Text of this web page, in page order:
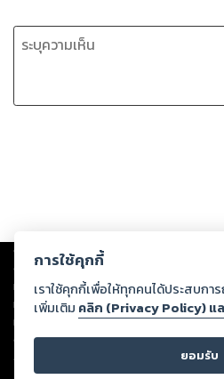
Copyright © 2026
ต่อผลงานหรือเนื้อหาใดที่อัปโหลดผ่านเว็บไซต์
ทรัพย์สินทางปัญญาของบุคคลอื่นหรือขัดต่อก
ทุกท่านโปรดใช้วิจารณญาณในการกลั่นกรอง
หนึ่งส่วนใดขัดต่อกฎหมายและศีลธรรม กรุณา
ดำเนินการในทันที ทั้งนี้ ทางสตอรี่ล็อกขอส
ลิขสิทธิ์ พ.ศ. 2537 (ฉบับล่าสุด)
การใช้คุกกี้
เราใช้คุกกี้เพื่อให้ทุกคนได้ประสบก
เพิ่มเติม คลิก (Privacy Policy) แ
ยอมรับ